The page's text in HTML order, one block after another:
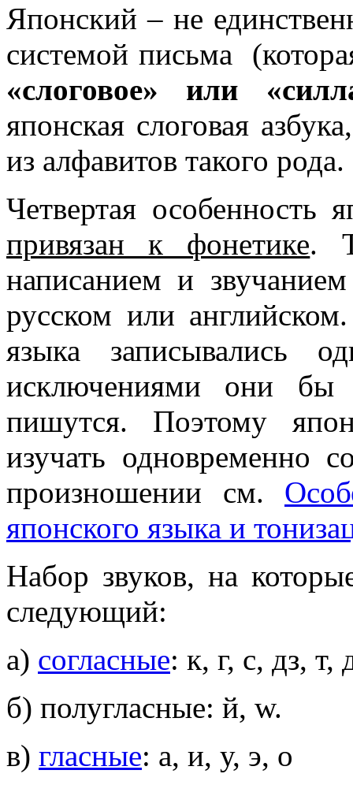
Японский – не
системой письма
«слоговое» или
японская слоговая
из алфавитов такого рода.
Четвертая особенность
привязан к фонетике.
написанием и
русском или
языка записывались
исключениями они бы
пишутся. Поэтому
изучать одновременно
произношении см.
японского языка и
Набор звуков, на
следующий:
а) согласные: к, г, с, дз,
б) полугласные: й, w.
в) гласные: а, и, у, э, о